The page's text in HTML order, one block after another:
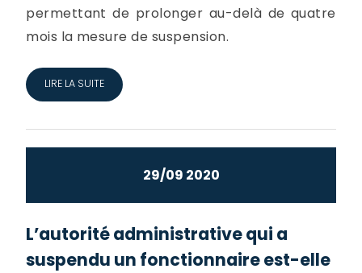
permettant de prolonger au-delà de quatre
mois la mesure de suspension.
LIRE LA SUITE
29/09 2020
L’autorité administrative qui a
suspendu un fonctionnaire est-elle